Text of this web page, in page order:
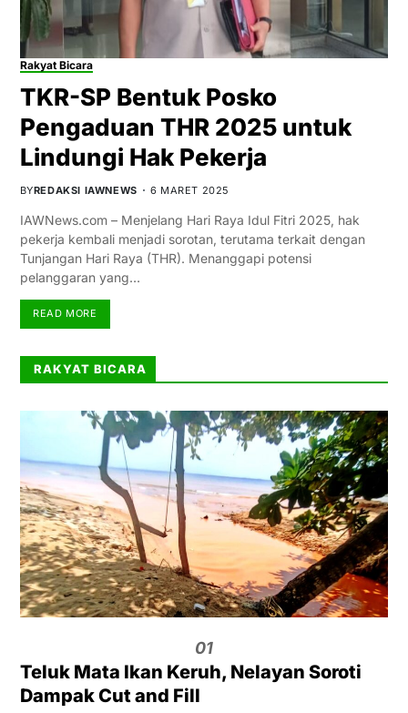
Rakyat Bicara
TKR-SP Bentuk Posko
Pengaduan THR 2025 untuk
Lindungi Hak Pekerja
BYREDAKSI IAWNEWS 6 MARET 2025
IAWNews.com – Menjelang Hari Raya Idul Fitri 2025, hak
pekerja kembali menjadi sorotan, terutama terkait dengan
Tunjangan Hari Raya (THR). Menanggapi potensi
pelanggaran yang…
READ MORE
RAKYAT BICARA
01
Teluk Mata Ikan Keruh, Nelayan Soroti
Dampak Cut and Fill